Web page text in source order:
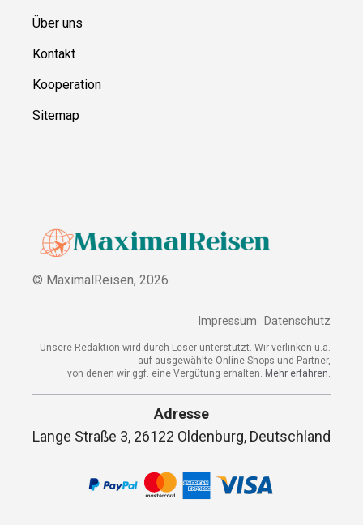
Über uns
Kontakt
Kooperation
Sitemap
© MaximalReisen, 2026
Impressum Datenschutz
Unsere Redaktion wird durch Leser unterstützt. Wir verlinken u.a.
auf ausgewählte Online-Shops und Partner,
von denen wir ggf. eine Vergütung erhalten. Mehr erfahren.
Adresse
Lange Straße 3, 26122 Oldenburg, Deutschland